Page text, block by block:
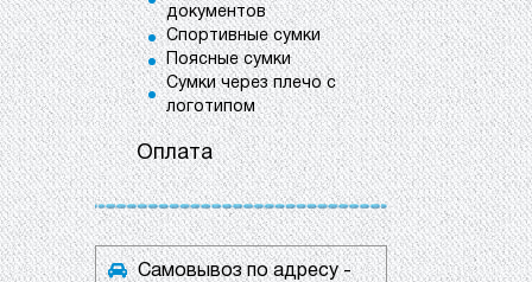
документов
Спортивные сумки
Поясные сумки
Сумки через плечо с
логотипом
Оплата
Самовывоз по адресу -